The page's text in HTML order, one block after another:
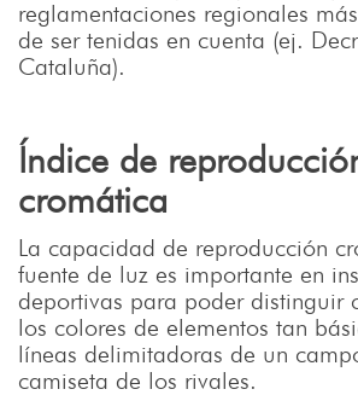
reglamentaciones regionales
de ser tenidas en cuenta (ej.
Cataluña).
Índice de
cromática
La capacidad de reproducción
fuente de luz es importante en
deportivas para poder distinguir
los colores de elementos tan
líneas delimitadoras de un
camiseta de los rivales.